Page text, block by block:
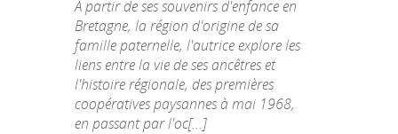
A partir de ses souvenirs d'enfance en
Bretagne, la région d'origine de sa
famille paternelle, l'autrice explore les
liens entre la vie de ses ancêtres et
l'histoire régionale, des premières
coopératives paysannes à mai 1968,
en passant par l'oc[...]